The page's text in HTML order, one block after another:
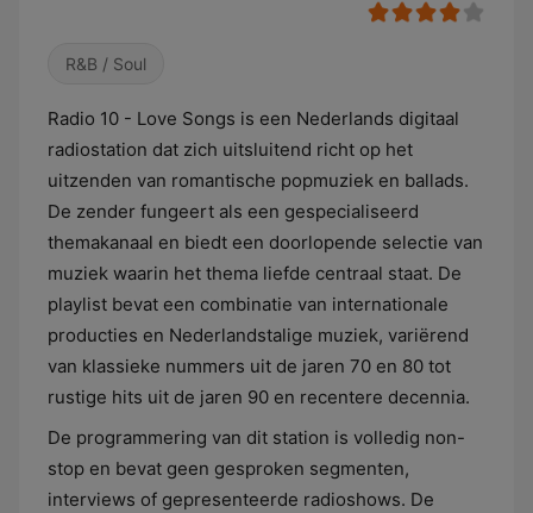
R&B / Soul
Radio 10 - Love Songs is een Nederlands digitaal
radiostation dat zich uitsluitend richt op het
uitzenden van romantische popmuziek en ballads.
De zender fungeert als een gespecialiseerd
themakanaal en biedt een doorlopende selectie van
muziek waarin het thema liefde centraal staat. De
playlist bevat een combinatie van internationale
producties en Nederlandstalige muziek, variërend
van klassieke nummers uit de jaren 70 en 80 tot
rustige hits uit de jaren 90 en recentere decennia.
De programmering van dit station is volledig non-
stop en bevat geen gesproken segmenten,
interviews of gepresenteerde radioshows. De